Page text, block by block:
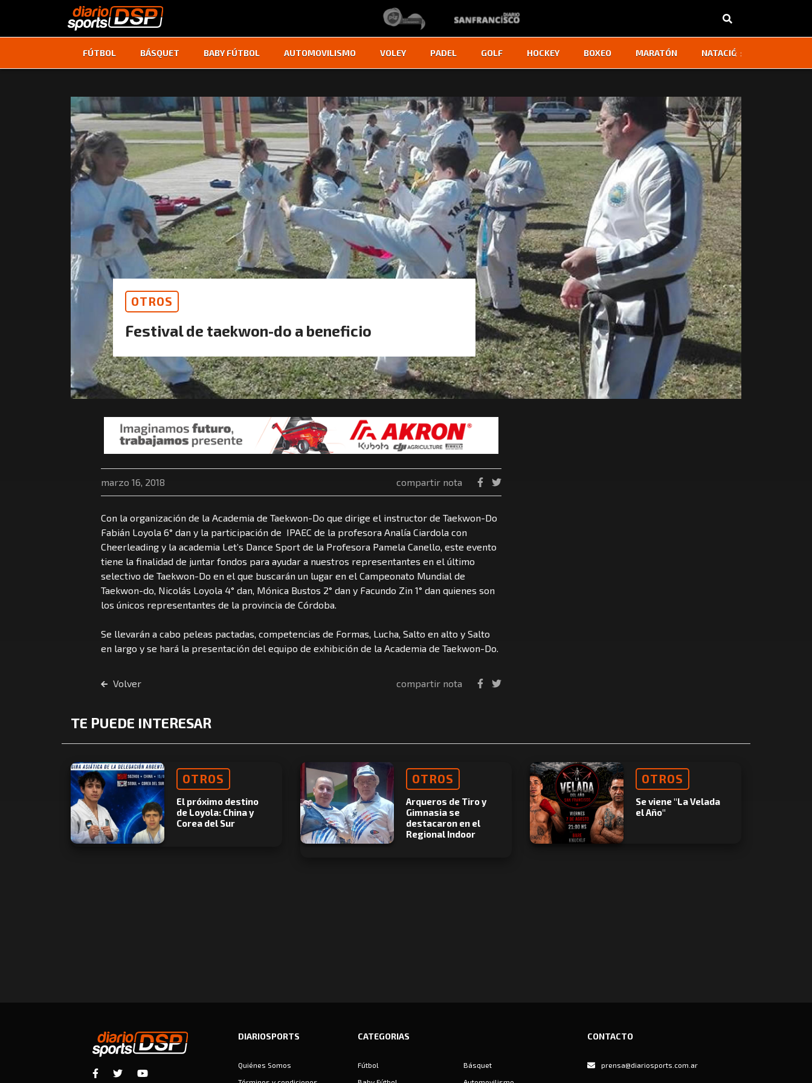
FÚTBOL BÁSQUET BABY FÚTBOL AUTOMOVILISMO VOLEY PADEL GOLF HOCKEY BOXEO MARATÓN NATACIÓN
‹ ›
OTROS
Festival de taekwon-do a beneficio
marzo 16, 2018 compartir nota
Con la organización de la Academia de Taekwon-Do que dirige el instructor de Taekwon-Do
Fabián Loyola 6° dan y la participación de IPAEC de la profesora Analía Ciardola con
Cheerleading y la academia Let’s Dance Sport de la Profesora Pamela Canello, este evento
tiene la finalidad de juntar fondos para ayudar a nuestros representantes en el último
selectivo de Taekwon-Do en el que buscarán un lugar en el Campeonato Mundial de
Taekwon-do, Nicolás Loyola 4° dan, Mónica Bustos 2° dan y Facundo Zin 1° dan quienes son
los únicos representantes de la provincia de Córdoba.
Se llevarán a cabo peleas pactadas, competencias de Formas, Lucha, Salto en alto y Salto
en largo y se hará la presentación del equipo de exhibición de la Academia de Taekwon-Do.
Volver compartir nota
TE PUEDE INTERESAR
OTROS
El próximo destino
de Loyola: China y
Corea del Sur
OTROS
Arqueros de Tiro y
Gimnasia se
destacaron en el
Regional Indoor
OTROS
Se viene "La Velada
el Año"
DIARIOSPORTS
Quiénes Somos
CATEGORIAS
Fútbol
Básquet
CONTACTO
prensa@diariosports.com.ar